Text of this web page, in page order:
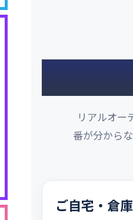
リアルオー
番が分から
ご自宅・倉